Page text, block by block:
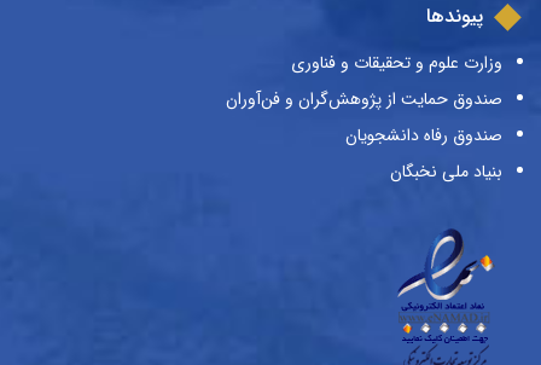
پیوندها
وزارت علوم و تحقیقات و فناوری
صندوق حمایت از پژوهش‌گران و فن‌آوران
صندوق رفاه دانشجویان
بنیاد ملی نخبگان